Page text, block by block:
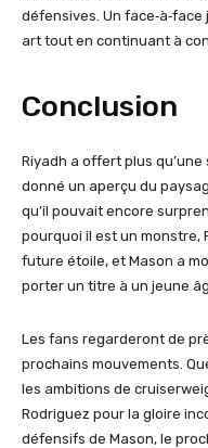
défensives. Un
art tout en continuant à
Conclusion
Riyadh a offert plus
donné un aperçu du
qu’il pouvait encore
pourquoi il est un monstre,
future étoile, et Mason a
porter un titre à un jeune
Les fans regarderont de
prochains mouvements.
les ambitions de
Rodriguez pour la gloire
défensifs de Mason, le